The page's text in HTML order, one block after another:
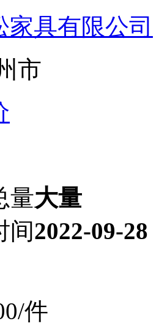
家具有限公司
市
量大量
间2022-09-28
/件